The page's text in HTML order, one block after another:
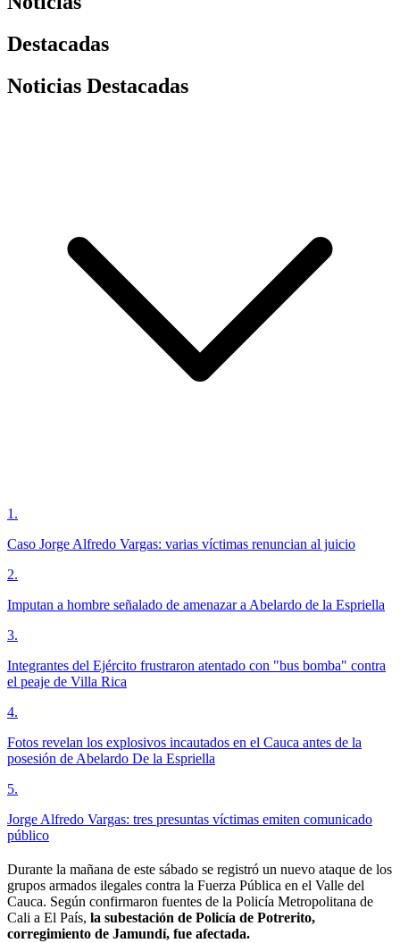
Destacadas
Noticias Destacadas
1 .
Caso Jorge Alfredo Vargas: varias víctimas renuncian al juicio
2.
Imputan a hombre señalado de amenazar a Abelardo de la Espriella
3.
Integrantes del Ejército frustraron atentado con "bus bomba" contra
el peaje de Villa Rica
4.
Fotos revelan los explosivos incautados en el Cauca antes de la
posesión de Abelardo De la Espriella
5.
Jorge Alfredo Vargas: tres presuntas víctimas emiten comunicado
público
Durante la mañana de este sábado se registró un nuevo ataque de los
grupos armados ilegales contra la Fuerza Pública en el Valle del
Cauca. Según confirmaron fuentes de la Policía Metropolitana de
Cali a El País, la subestación de Policía de Potrerito,
corregimiento de Jamundí, fue afectada.